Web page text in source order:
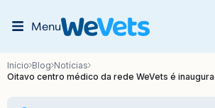
Menu
Início Blog Notícias
Oitavo centro médico da rede WeVets é